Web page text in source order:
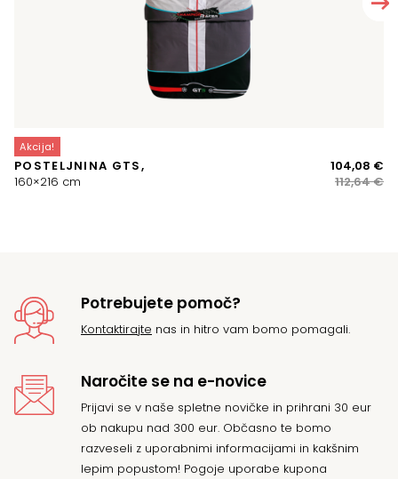
Akcija!
POSTELJNINA GTS,
160×216 cm
112,64€
104,08 €
Potrebujete pomoč?
Kontaktirajte nas in hitro vam bomo pomagali.
Naročite se na e-novice
Prijavi se v naše spletne novičke in prihrani 30 eur
ob nakupu nad 300 eur. Občasno te bomo
razveseli z uporabnimi informacijami in kakšnim
lepim popustom! Pogoje uporabe kupona